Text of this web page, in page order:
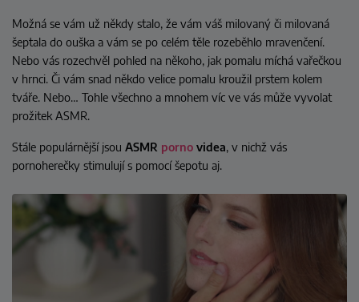
Možná se vám už někdy stalo, že vám váš milovaný či milovaná
šeptala do ouška a vám se po celém těle rozeběhlo mravenčení.
Nebo vás rozechvěl pohled na někoho, jak pomalu míchá vařečkou
v hrnci. Či vám snad někdo velice pomalu kroužil prstem kolem
tváře. Nebo… Tohle všechno a mnohem víc ve vás může vyvolat
prožitekASMR.
Stále populárnější jsou ASMR pornovidea , v nichž vás
pornoherečky stimulují s pomocí šepotu aj.